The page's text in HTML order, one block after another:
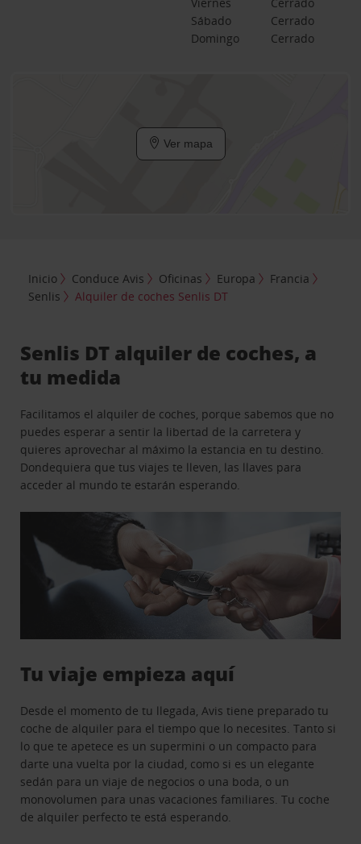
Sábado
Cerrado
Domingo
Cerrado
Ver mapa
Inicio Conduce Avis Oficinas Europa
Francia
Senlis
Alquiler de coches Senlis DT
Senlis DT alquiler de coches, a
tu medida
Facilitamos el alquiler de coches, porque sabemos que no
puedes esperar a sentir la libertad de la carretera y
quieres aprovechar al máximo la estancia en tu destino.
Dondequiera que tus viajes te lleven, las llaves para
acceder al mundo te estarán esperando.
Tu viaje empieza aquí
Desde el momento de tu llegada, Avis tiene preparado tu
coche de alquiler para el tiempo que lo necesites. Tanto si
lo que te apetece es un supermini o un compacto para
darte una vuelta por la ciudad, como si es un elegante
sedán para un viaje de negocios o una boda, o un
monovolumen para unas vacaciones familiares. Tu coche
de alquiler perfecto te está esperando.